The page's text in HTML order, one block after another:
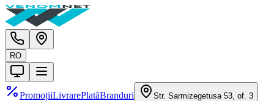
RO
PromoțiiLivrarePlatăBranduri Str. Sarmizegetusa 53, of. 3